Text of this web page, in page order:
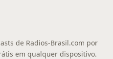
de Radios-Brasil.com por
em qualquer dispositivo.